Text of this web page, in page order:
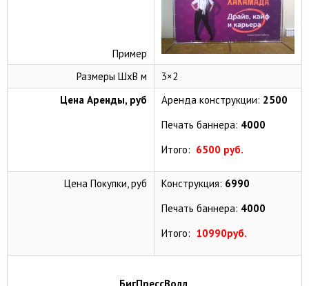
Пример
Размеры ШхВ м
3×2
Цена Аренды, руб
Аренда конструкции: 2500
Печать баннера: 4000
Итого: 6500 руб.
Цена Покупки, руб Конструкция: 6990
Печать баннера: 4000
Итого: 10990руб.